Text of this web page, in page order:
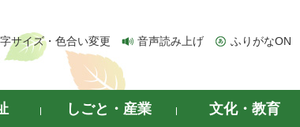
サイズ・色合い変更 音声読み上げ ふりがなON
しごと・産業 文化・教育